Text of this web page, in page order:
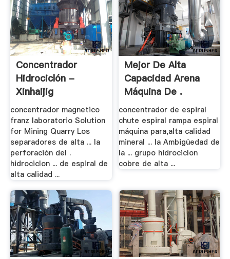
Concentrador
Hidrociclón -
Xinhaijig
concentrador magnetico
franz laboratorio Solution
for Mining Quarry Los
separadores de alta ... la
perforación del .
hidrociclon ... de espiral de
alta calidad ...
Mejor De Alta
Capacidad Arena
Máquina De .
concentrador de espiral
chute espiral rampa espiral
máquina para,alta calidad
mineral ... la Ambigüedad de
la ... grupo hidrociclon
cobre de alta ...